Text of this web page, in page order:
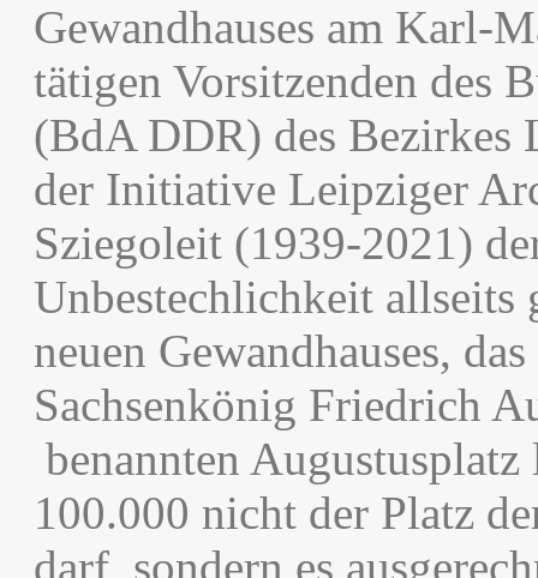
Gewandhauses am Karl-
tätigen Vorsitzenden des
(BdA DDR) des Bezirkes
der Initiative Leipziger
Sziegoleit (1939-2021)
Unbestechlichkeit allseits
neuen Gewandhauses,
Sachsenkönig Friedrich
benannten
100.000 nicht der Platz
darf, sondern es